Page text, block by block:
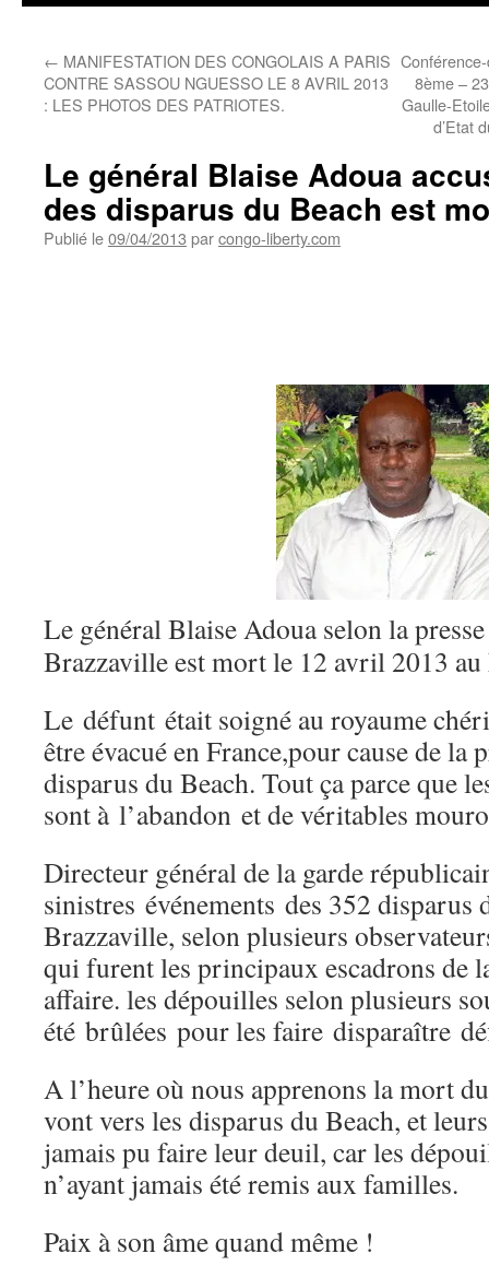
← MANIFESTATION DES CONGOLAIS A PARIS
CONTRE SASSOU NGUESSO LE 8 AVRIL 2013
: LES PHOTOS DES PATRIOTES.
8ème –
Gaulle-
d’Etat
Le général Blaise Adoua
des disparus du Beach est
Publié le09/04/2013 parcongo-liberty.com
Le général Blaise Adoua selon la
Brazzaville est mort le 12 avril 2013
Le défunt était soigné au royaume
être évacué en France,pour cause de la
disparus du Beach. Tout ça parce que
sont à l’abandon et de véritables
Directeur général de la garde
sinistres événements des 352 disparus
Brazzaville, selon plusieurs
qui furent les principaux escadrons de
affaire. les dépouilles selon plusieurs
été brûlées pour les faire disparaître
A l’heure où nous apprenons la mort
vont vers les disparus du Beach, et
jamais pu faire leur deuil, car les
n’ayant jamais été remis aux familles.
Paix à son âme quand même !